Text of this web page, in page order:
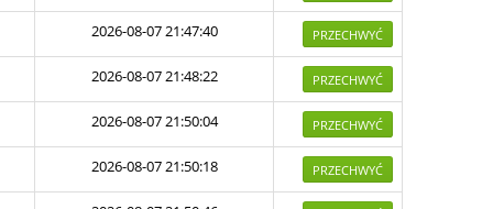
2026-08-07 21:47:40 PRZECHWYĆ
2026-08-07 21:48:22 PRZECHWYĆ
2026-08-07 21:50:04 PRZECHWYĆ
2026-08-07 21:50:18 PRZECHWYĆ